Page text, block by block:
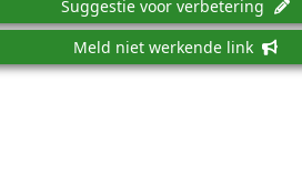
Suggestie voor verbetering
Meld niet werkende link